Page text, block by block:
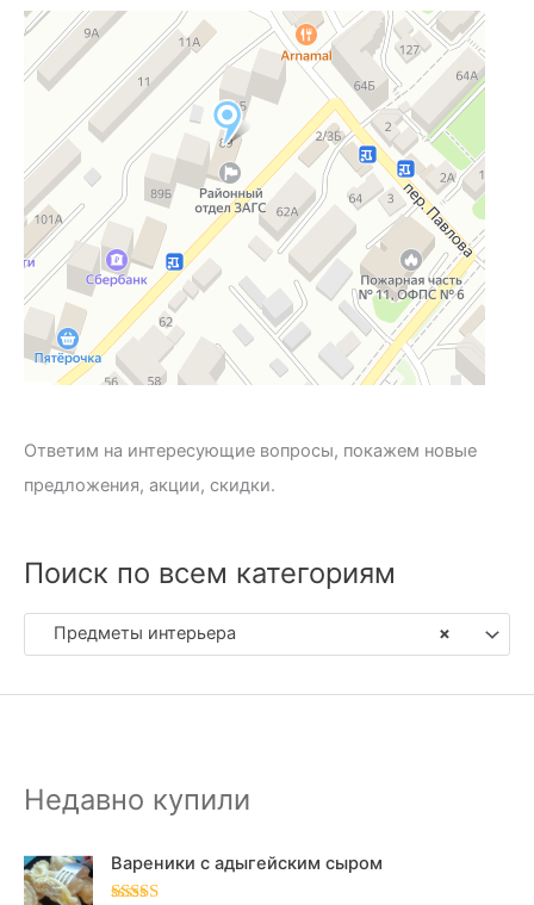
Ответим на интересующие вопросы, покажем новые
предложения, акции, скидки.
Поиск по всем категориям
×
Предметы интерьера
Недавно купили
Вареники с адыгейским сыром